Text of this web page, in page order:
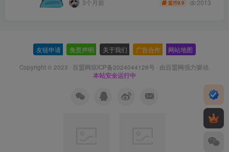
3个月前 盟币9.9 2013
友链申请 免责声明 关于我们 广告合作 网站地图
Copyright © 2023 · 百盟网琼ICP备2024044128号 · 由百盟网强力驱动.
本站安全运行中